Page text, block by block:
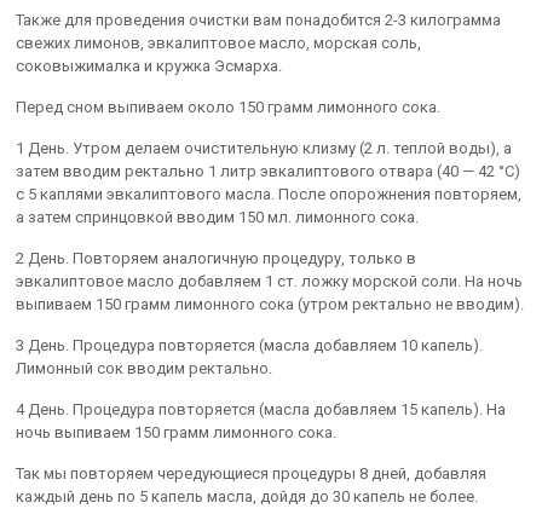
Также для проведения очистки вам понадобится 2-3 килограмма
свежих лимонов, эвкалиптовое масло, морская соль,
соковыжималка и кружка Эсмарха.
Перед сном выпиваем около 150 грамм лимонного сока.
1 День. Утром делаем очистительную клизму (2 л. теплой воды), а
затем вводим ректально 1 литр эвкалиптового отвара (40 — 42 °C)
с 5 каплями эвкалиптового масла. После опорожнения повторяем,
а затем спринцовкой вводим 150 мл. лимонного сока.
2 День. Повторяем аналогичную процедуру, только в
эвкалиптовое масло добавляем 1 ст. ложку морской соли. На ночь
выпиваем 150 грамм лимонного сока (утром ректально не вводим).
3 День. Процедура повторяется (масла добавляем 10 капель).
Лимонный сок вводим ректально.
4 День. Процедура повторяется (масла добавляем 15 капель). На
ночь выпиваем 150 грамм лимонного сока.
Так мы повторяем чередующиеся процедуры 8 дней, добавляя
каждый день по 5 капель масла, дойдя до 30 капель не более.